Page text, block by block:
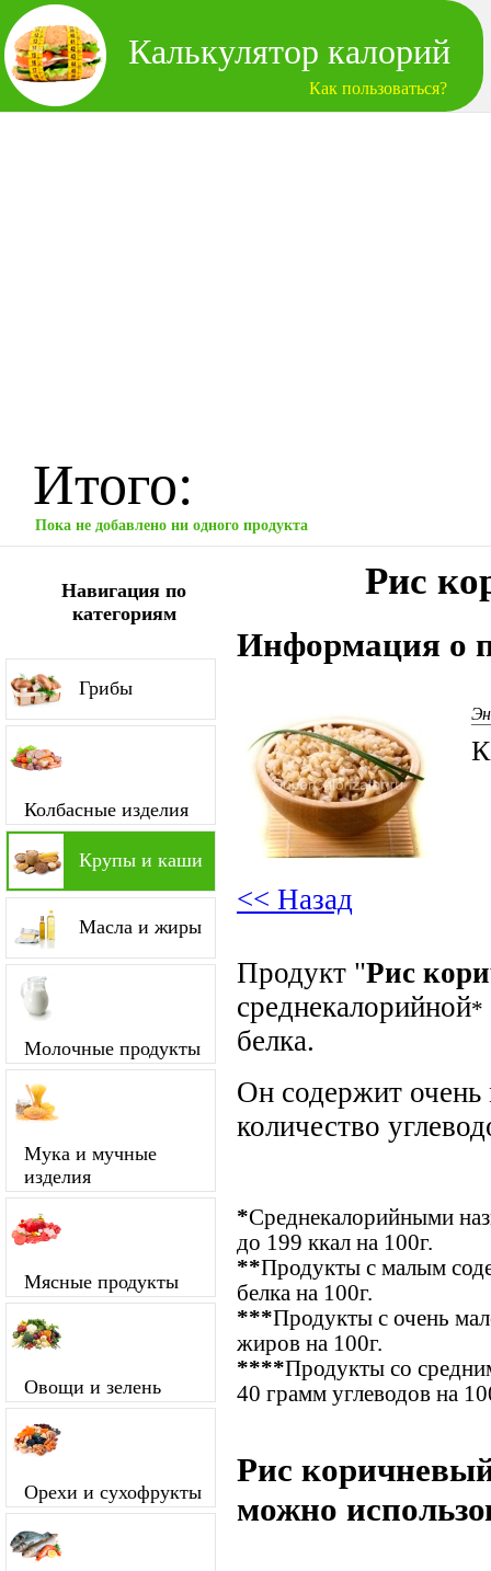
Калькулятор калорий
Как пользоваться?
Итого:
Пока не добавлено ни одного продукта
Навигация по
категориям
Грибы
Колбасные изделия
Крупы и каши
Масла и жиры
Молочные продукты
Мука и мучные
изделия
Мясные продукты
Овощи и зелень
Орехи и сухофрукты
Рис
Информация о
<< Назад
Продукт "Рис
среднекалорийной*
белка.
Он содержит очень
количество
*Среднекалорийными
до 199 ккал на 100г.
**Продукты с малым
белка на 100г.
***Продукты с очень
жиров на 100г.
****Продукты со
40 грамм углеводов на
Рис
можно